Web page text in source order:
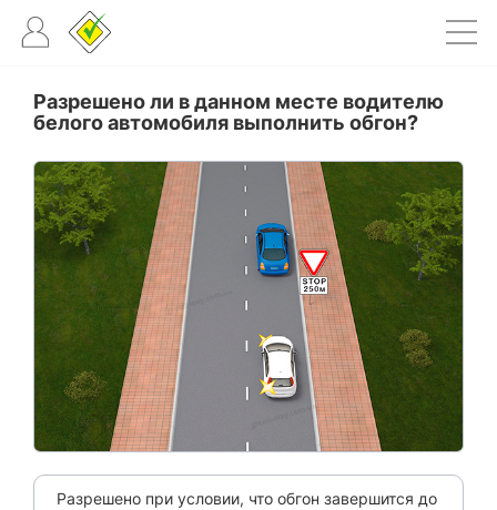
Разрешено ли в данном месте водителю
белого автомобиля выполнить обгон?
Разрешено при условии, что обгон завершится до